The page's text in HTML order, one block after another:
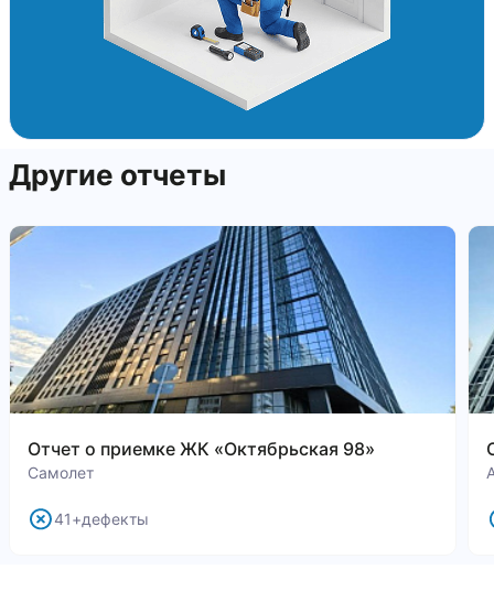
Другие отчеты
Отчет о приемке ЖК «Октябрьская 98»
Самолет
41+дефекты